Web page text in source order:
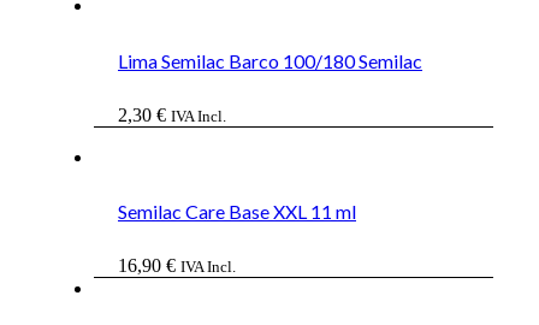
Lima Semilac Barco 100/180 Semilac
2,30 € IVA Incl.
Semilac Care Base XXL 11 ml
16,90 € IVA Incl.